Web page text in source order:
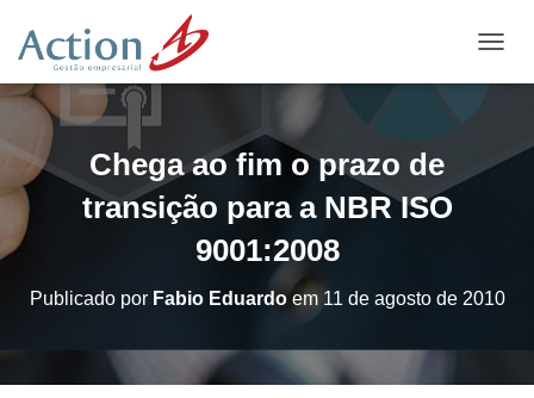
L
N
E
Chega ao fim o prazo de
transição para a NBR ISO
9001:2008
Publicado por Fabio Eduardoem 11 de agosto de 2010